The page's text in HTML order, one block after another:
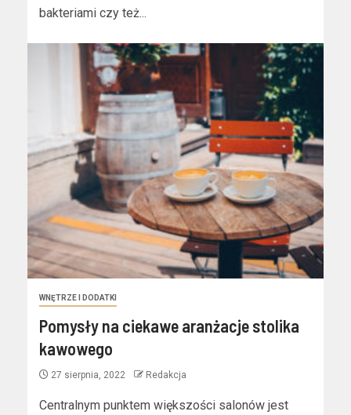
bakteriami czy też...
WNĘTRZE I DODATKI
Pomysły na ciekawe aranżacje stolika
kawowego
27 sierpnia, 2022 Redakcja
Centralnym punktem większości salonów jest